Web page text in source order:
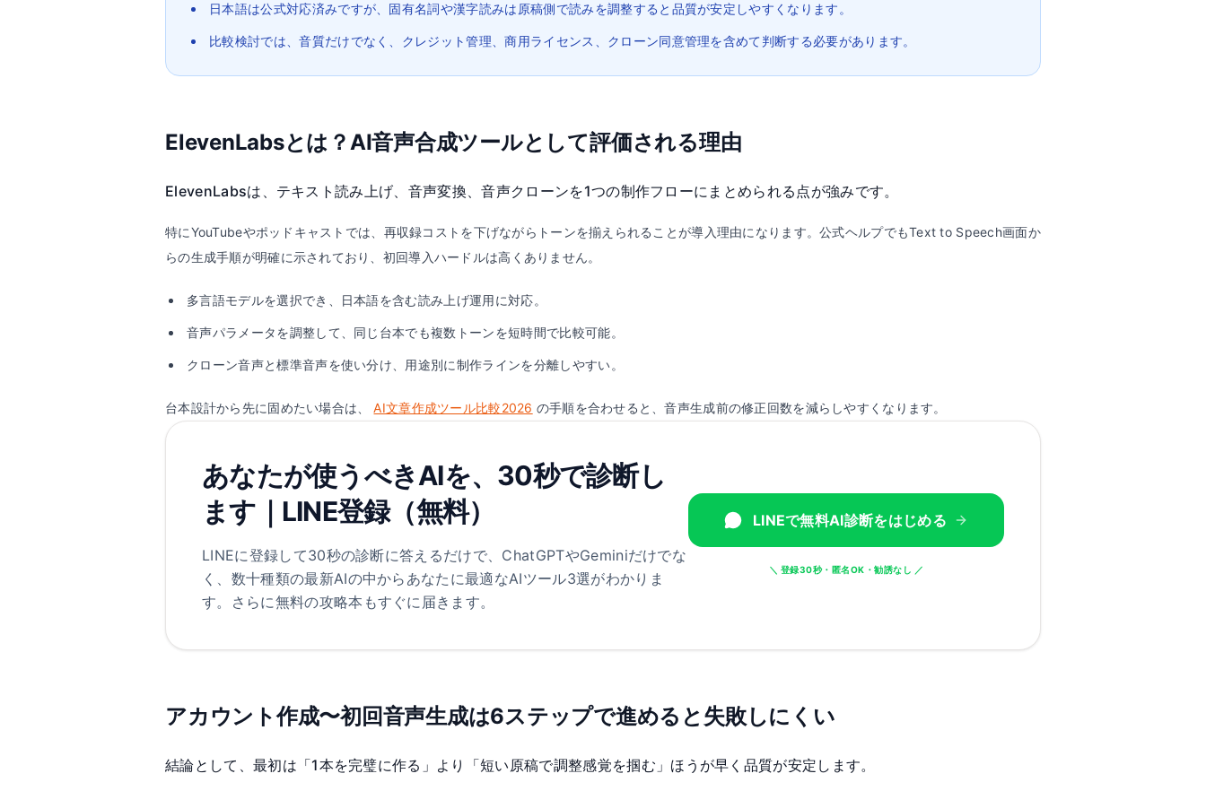
日本語は公式対応済みですが、固有名詞や漢字読みは原稿側で読みを調整すると品質が安定しやすくなります。
比較検討では、音質だけでなく、クレジット管理、商用ライセンス、クローン同意管理を含めて判断する必要があります。
ElevenLabsとは？AI音声合成ツールとして評価される理由
ElevenLabsは、テキスト読み上げ、音声変換、音声クローンを1つの制作フローにまとめられる点が強みです。
特にYouTubeやポッドキャストでは、再収録コストを下げながらトーンを揃えられることが導入理由になります。公式ヘルプでもText to Speech画面か
らの生成手順が明確に示されており、初回導入ハードルは高くありません。
多言語モデルを選択でき、日本語を含む読み上げ運用に対応。
音声パラメータを調整して、同じ台本でも複数トーンを短時間で比較可能。
クローン音声と標準音声を使い分け、用途別に制作ラインを分離しやすい。
台本設計から先に固めたい場合は、 AI文章作成ツール比較2026 の手順を合わせると、音声生成前の修正回数を減らしやすくなります。
あなたが使うべきAIを、30秒で診断し
ます｜LINE登録（無料）
LINEに登録して30秒の診断に答えるだけで、ChatGPTやGeminiだけでな
く、数十種類の最新AIの中からあなたに最適なAIツール3選がわかりま
す。さらに無料の攻略本もすぐに届きます。
LINEで無料AI診断をはじめる
＼ 登録30秒・匿名OK・勧誘なし ／
アカウント作成〜初回音声生成は6ステップで進めると失敗しにくい
結論として、最初は「1本を完璧に作る」より「短い原稿で調整感覚を掴む」ほうが早く品質が安定します。